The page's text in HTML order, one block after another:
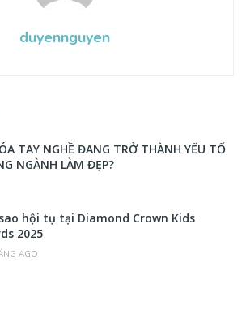
duyennguyen
TAY NGHỀ ĐANG TRỞ THÀNH YẾU TỐ
NGÀNH LÀM ĐẸP?
hội tụ tại Diamond Crown Kids
2025
AGO